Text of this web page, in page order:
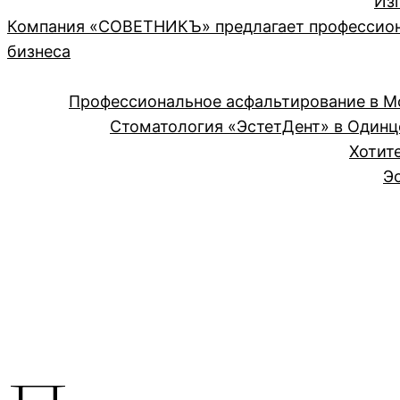
Компания «СОВЕТНИКЪ» предлагает
бизнеса
Профессиональное асфальтирование в
Стоматология «ЭстетДент» в